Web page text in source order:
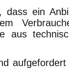
dass ein
aus